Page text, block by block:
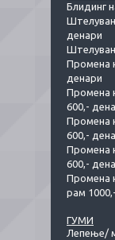
Блидинг
денари
Промена
денари
Промена
600,-
Промена
600,-
Промена
600,-
Промена
рам
ГУМИ
Лепење/